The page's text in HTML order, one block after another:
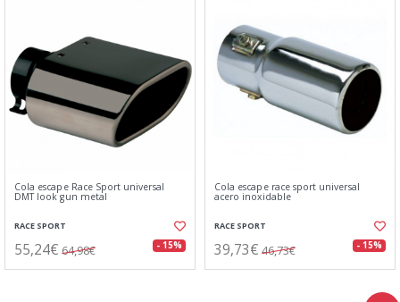
Cola escape Race Sport universal
DMT look gun metal
RACE SPORT
55,24€ 64,98€ - 15%
Cola escape race sport universal
acero inoxidable
RACE SPORT
39,73€ 46,73€ - 15%